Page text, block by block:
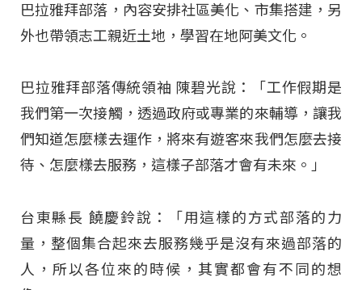
巴拉雅拜部落，內容安排社區美化、市集搭建，另
外也帶領志工親近土地，學習在地阿美文化。
巴拉雅拜部落傳統領袖 陳碧光說：「工作假期是
我們第一次接觸，透過政府或專業的來輔導，讓我
們知道怎麼樣去運作，將來有遊客來我們怎麼去接
待、怎麼樣去服務，這樣子部落才會有未來。」
台東縣長 饒慶鈴說：「用這樣的方式部落的力
量，整個集合起來去服務幾乎是沒有來過部落的
人，所以各位來的時候，其實都會有不同的想